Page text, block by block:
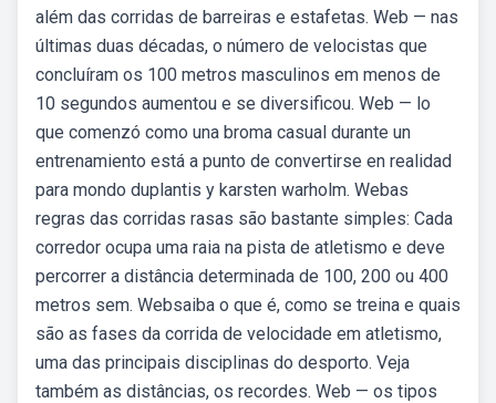
além das corridas de barreiras e estafetas. Web — nas
últimas duas décadas, o número de velocistas que
concluíram os 100 metros masculinos em menos de
10 segundos aumentou e se diversificou. Web — lo
que comenzó como una broma casual durante un
entrenamiento está a punto de convertirse en realidad
para mondo duplantis y karsten warholm. Webas
regras das corridas rasas são bastante simples: Cada
corredor ocupa uma raia na pista de atletismo e deve
percorrer a distância determinada de 100, 200 ou 400
metros sem. Websaiba o que é, como se treina e quais
são as fases da corrida de velocidade em atletismo,
uma das principais disciplinas do desporto. Veja
também as distâncias, os recordes. Web — os tipos